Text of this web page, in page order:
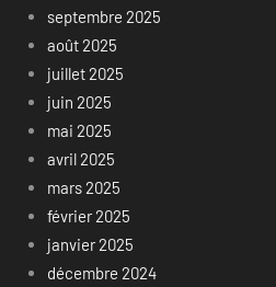
septembre 2025
août 2025
juillet 2025
juin 2025
mai 2025
avril 2025
mars 2025
février 2025
janvier 2025
décembre 2024